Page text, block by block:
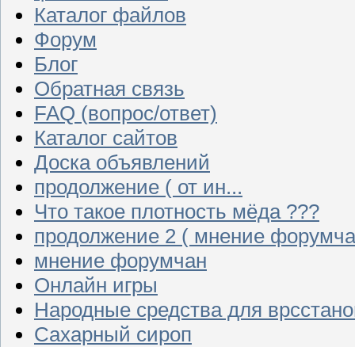
Каталог файлов
Форум
Блог
Обратная связь
FAQ (вопрос/ответ)
Каталог сайтов
Доска объявлений
продолжение ( от ин...
Что такое плотность мёда ???
продолжение 2 ( мнение
мнение форумчан
Онлайн игры
Народные средства для
Сахарный сироп